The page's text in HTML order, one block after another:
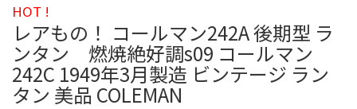
HOT !
レアもの！ コールマン242A 後期型 ラ
ンタン 燃焼絶好調s09 コールマン
242C 1949年3月製造 ビンテージ ラン
タン 美品 COLEMAN